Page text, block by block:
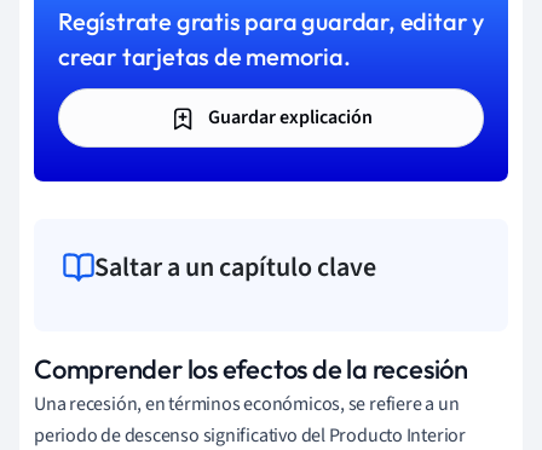
Regístrate gratis para guardar, editar y
crear tarjetas de memoria.
Guardar explicación
Saltar a un capítulo clave
Comprender los efectos de la recesión
Una recesión, en términos económicos, se refiere a un
periodo de descenso significativo del Producto Interior